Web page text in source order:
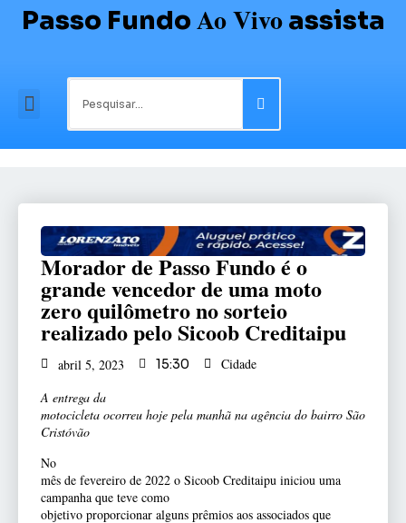
Passo Fundo Ao Vivo assista
Morador de Passo Fundo é o
grande vencedor de uma moto
zero quilômetro no sorteio
realizado pelo Sicoob Creditaipu
abril 5, 2023 15:30
Cidade
A entrega da
motocicleta ocorreu hoje pela manhã na agência do bairro São
Cristóvão
No
mês de fevereiro de 2022 o Sicoob Creditaipu iniciou uma
campanha que teve como
objetivo proporcionar alguns prêmios aos associados que